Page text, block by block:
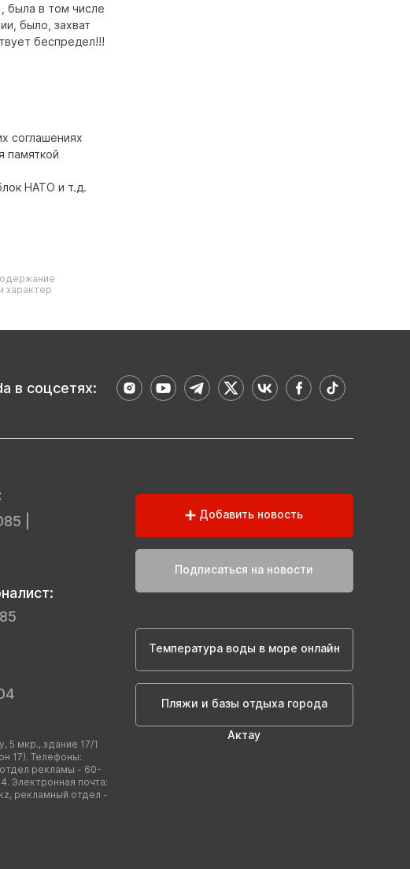
была в том числе
было, захват
беспредел!!!
соглашениях
памяткой
НАТО и т.д.
характер
в соцсетях:
5 мкр., здание 17/1
17). Телефоны:
рекламы - 60-
Электронная почта:
, рекламный отдел -
Добавить новость
Подписаться на новости
Температура воды в море онлайн
Пляжи и базы отдыха города
Актау